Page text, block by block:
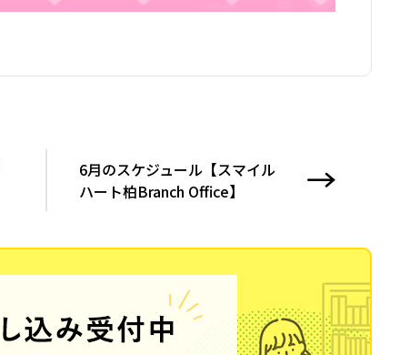
6月のスケジュール【スマイル
ハート柏Branch Office】